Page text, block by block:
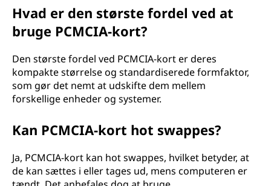
Hvad er den største fordel ved at
bruge PCMCIA-kort?
Den største fordel ved PCMCIA-kort er deres
kompakte størrelse og standardiserede formfaktor,
som gør det nemt at udskifte dem mellem
forskellige enheder og systemer.
Kan PCMCIA-kort hot swappes?
Ja, PCMCIA-kort kan hot swappes, hvilket betyder, at
de kan sættes i eller tages ud, mens computeren er